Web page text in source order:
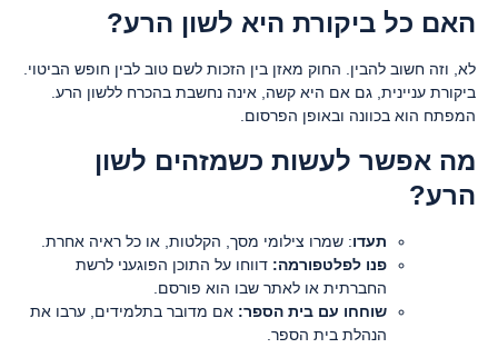
האם כל ביקורת היא לשון הרע?
לא, וזה חשוב להבין. החוק מאזן בין הזכות לשם טוב לבין חופש הביטוי.
ביקורת עניינית, גם אם היא קשה, אינה נחשבת בהכרח ללשון הרע.
המפתח הוא בכוונה ובאופן הפרסום.
מה אפשר לעשות כשמזהים לשון
הרע?
תעדו: שמרו צילומי מסך, הקלטות, או כל ראיה אחרת.
פנו לפלטפורמה: דווחו על התוכן הפוגעני לרשת
החברתית או לאתר שבו הוא פורסם.
שוחחו עם בית הספר: אם מדובר בתלמידים, ערבו את
הנהלת בית הספר.